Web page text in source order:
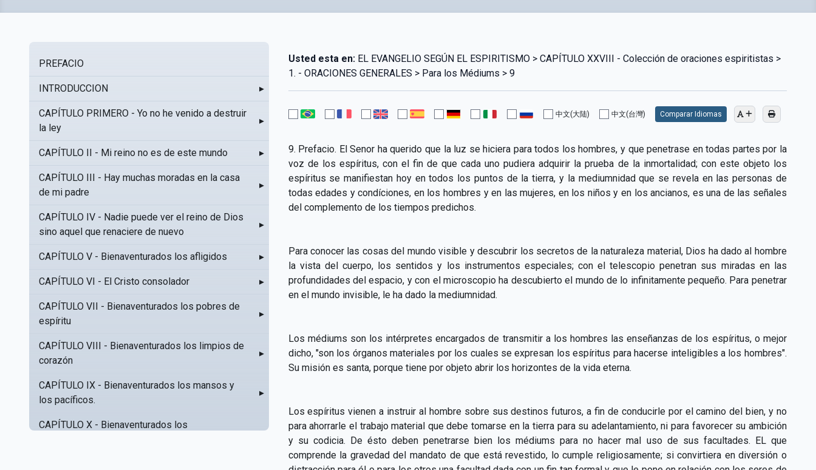
PREFACIO
INTRODUCCION ▸
CAPÍTULO PRIMERO - Yo no he venido a destruir
la ley
▸
CAPÍTULO II - Mi reino no es de este mundo ▸
CAPÍTULO III - Hay muchas moradas en la casa
de mi padre
▸
CAPÍTULO IV - Nadie puede ver el reino de Dios
sino aquel que renaciere de nuevo
▸
CAPÍTULO V - Bienaventurados los afligidos ▸
CAPÍTULO VI - El Cristo consolador ▸
CAPÍTULO VII - Bienaventurados los pobres de
espíritu
▸
CAPÍTULO VIII - Bienaventurados los limpios de
corazón
▸
CAPÍTULO IX - Bienaventurados los mansos y
los pacíficos.
▸
CAPÍTULO X - Bienaventurados los
▸
Usted esta en:EL EVANGELIO SEGÚN EL ESPIRITISMO > CAPÍTULO XXVIII - Colección de oraciones espiritistas >
1. - ORACIONES GENERALES > Para los Médiums > 9
中文(大陆) 中文(台灣) Comparar Idiomas
9. Prefacio. El Senor ha querido que la luz se hiciera para todos los hombres, y que penetrase en todas partes por la
voz de los espíritus, con el fin de que cada uno pudiera adquirir la prueba de la inmortalidad; con este objeto los
espíritus se manifiestan hoy en todos los puntos de la tierra, y la mediumnidad que se revela en las personas de
todas edades y condíciones, en los hombres y en las mujeres, en los niños y en los ancianos, es una de las señales
del complemento de los tiempos predichos.
Para conocer las cosas del mundo visible y descubrir los secretos de la naturaleza material, Dios ha dado al hombre
la vista del cuerpo, los sentidos y los instrumentos especiales; con el telescopio penetran sus miradas en las
profundidades del espacio, y con el microscopio ha descubierto el mundo de lo infinitamente pequeño. Para penetrar
en el mundo invisible, le ha dado la mediumnidad.
Los médiums son los intérpretes encargados de transmitir a los hombres las enseñanzas de los espíritus, o mejor
dicho, "son los órganos materiales por los cuales se expresan los espíritus para hacerse inteligibles a los hombres".
Su misión es santa, porque tiene por objeto abrir los horizontes de la vida eterna.
Los espíritus vienen a instruir al hombre sobre sus destinos futuros, a fin de conducirle por el camino del bien, y no
para ahorrarle el trabajo material que debe tomarse en la tierra para su adelantamiento, ni para favorecer su ambición
y su codicia. De ésto deben penetrarse bien los médiums para no hacer mal uso de sus facultades. EL que
comprende la gravedad del mandato de que está revestido, lo cumple religiosamente; si convirtiera en diversión o